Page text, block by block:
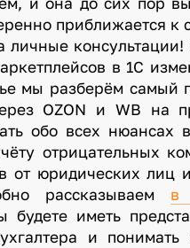
приближается к
личные консультации!
в 1С
мы разберём самый
OZON и WB на
обо всех нюансах
отрицательных
от юридических лиц
рассказываем в
иметь
и